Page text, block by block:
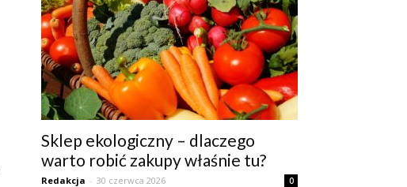
Sklep ekologiczny – dlaczego
warto robić zakupy właśnie tu?
Redakcja - 30 czerwca 2026 0